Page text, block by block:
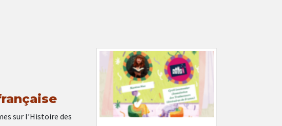
sur l’Histoire des